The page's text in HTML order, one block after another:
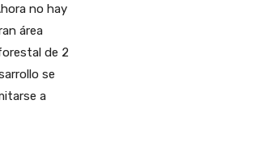
no hay
área
de 2
se
a